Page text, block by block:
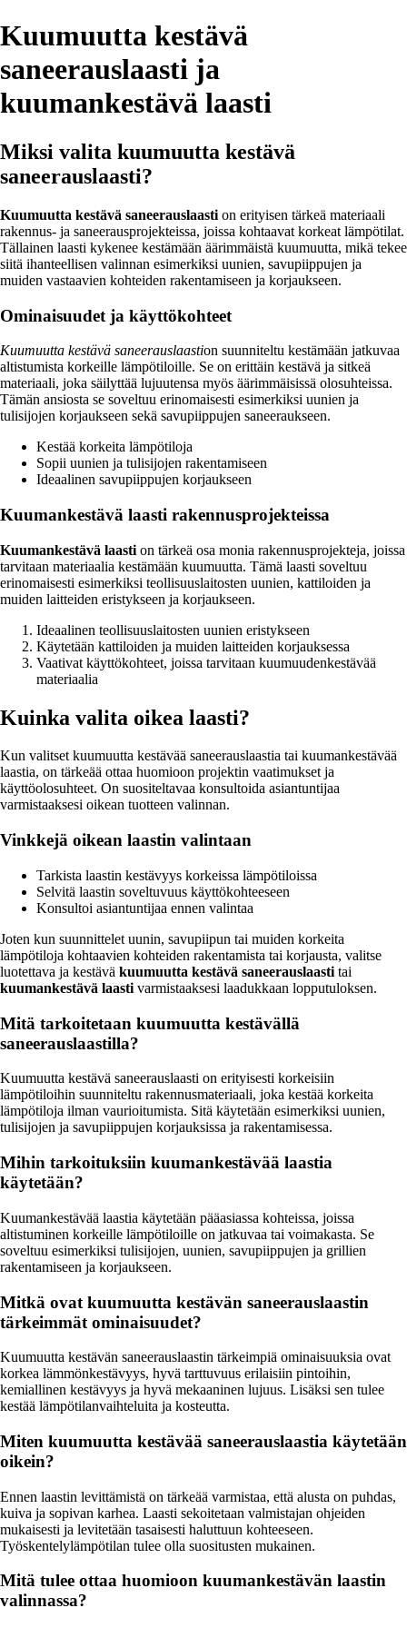
Kuumuutta kestävä
saneerauslaasti ja
kuumankestävä laasti
Miksi valita kuumuutta kestävä
saneerauslaasti?
Kuumuutta kestävä saneerauslaasti on erityisen tärkeä materiaali
rakennus- ja saneerausprojekteissa, joissa kohtaavat korkeat lämpötilat.
Tällainen laasti kykenee kestämään äärimmäistä kuumuutta, mikä tekee
siitä ihanteellisen valinnan esimerkiksi uunien, savupiippujen ja
muiden vastaavien kohteiden rakentamiseen ja korjaukseen.
Ominaisuudet ja käyttökohteet
Kuumuutta kestävä saneerauslaastion suunniteltu kestämään jatkuvaa
altistumista korkeille lämpötiloille. Se on erittäin kestävä ja sitkeä
materiaali, joka säilyttää lujuutensa myös äärimmäisissä olosuhteissa.
Tämän ansiosta se soveltuu erinomaisesti esimerkiksi uunien ja
tulisijojen korjaukseen sekä savupiippujen saneeraukseen.
Kestää korkeita lämpötiloja
Sopii uunien ja tulisijojen rakentamiseen
Ideaalinen savupiippujen korjaukseen
Kuumankestävä laasti rakennusprojekteissa
Kuumankestävä laasti on tärkeä osa monia rakennusprojekteja, joissa
tarvitaan materiaalia kestämään kuumuutta. Tämä laasti soveltuu
erinomaisesti esimerkiksi teollisuuslaitosten uunien, kattiloiden ja
muiden laitteiden eristykseen ja korjaukseen.
Ideaalinen teollisuuslaitosten uunien eristykseen
Käytetään kattiloiden ja muiden laitteiden korjauksessa
Vaativat käyttökohteet, joissa tarvitaan kuumuudenkestävää
materiaalia
Kuinka valita oikea laasti?
Kun valitset kuumuutta kestävää saneerauslaastia tai kuumankestävää
laastia, on tärkeää ottaa huomioon projektin vaatimukset ja
käyttöolosuhteet. On suositeltavaa konsultoida asiantuntijaa
varmistaaksesi oikean tuotteen valinnan.
Vinkkejä oikean laastin valintaan
Tarkista laastin kestävyys korkeissa lämpötiloissa
Selvitä laastin soveltuvuus käyttökohteeseen
Konsultoi asiantuntijaa ennen valintaa
Joten kun suunnittelet uunin, savupiipun tai muiden korkeita
lämpötiloja kohtaavien kohteiden rakentamista tai korjausta, valitse
luotettava ja kestävä kuumuutta kestävä saneerauslaasti tai
kuumankestävä laasti varmistaaksesi laadukkaan lopputuloksen.
Mitä tarkoitetaan kuumuutta kestävällä
saneerauslaastilla?
Kuumuutta kestävä saneerauslaasti on erityisesti korkeisiin
lämpötiloihin suunniteltu rakennusmateriaali, joka kestää korkeita
lämpötiloja ilman vaurioitumista. Sitä käytetään esimerkiksi uunien,
tulisijojen ja savupiippujen korjauksissa ja rakentamisessa.
Mihin tarkoituksiin kuumankestävää laastia
käytetään?
Kuumankestävää laastia käytetään pääasiassa kohteissa, joissa
altistuminen korkeille lämpötiloille on jatkuvaa tai voimakasta. Se
soveltuu esimerkiksi tulisijojen, uunien, savupiippujen ja grillien
rakentamiseen ja korjaukseen.
Mitkä ovat kuumuutta kestävän saneerauslaastin
tärkeimmät ominaisuudet?
Kuumuutta kestävän saneerauslaastin tärkeimpiä ominaisuuksia ovat
korkea lämmönkestävyys, hyvä tarttuvuus erilaisiin pintoihin,
kemiallinen kestävyys ja hyvä mekaaninen lujuus. Lisäksi sen tulee
kestää lämpötilanvaihteluita ja kosteutta.
Miten kuumuutta kestävää saneerauslaastia käytetään
oikein?
Ennen laastin levittämistä on tärkeää varmistaa, että alusta on puhdas,
kuiva ja sopivan karhea. Laasti sekoitetaan valmistajan ohjeiden
mukaisesti ja levitetään tasaisesti haluttuun kohteeseen.
Työskentelylämpötilan tulee olla suositusten mukainen.
Mitä tulee ottaa huomioon kuumankestävän laastin
valinnassa?